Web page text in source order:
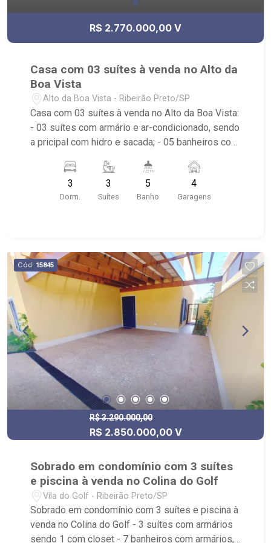
R$ 2.770.000,00 V
Casa com 03 suítes à venda no Alto da
Boa Vista
Alto da Boa Vista - Ribeirão Preto/SP
Casa com 03 suítes à venda no Alto da Boa Vista:
- 03 suítes com armário e ar-condicionado, sendo
a pricipal com hidro e sacada; - 05 banheiros com
vagas de garagem; - Living dois ambientes; -
Escritório; - Cozinha planejada; - Despensa com
armários; - Área de serviço com armários; -
Santa Úrsula, Oba Hortifruti e Praça da Bicicleta.
3
Dorm.
3
Suítes
5
Banho
4
Garagens
Cód. 15845
R$ 3.290.000,00
R$ 2.850.000,00 V
Sobrado em condomínio com 3 suítes
e piscina à venda no Colina do Golf
Vila do Golf - Ribeirão Preto/SP
Sobrado em condomínio com 3 suítes e piscina à
venda no Colina do Golf - 3 suítes com armários
sendo 1 com closet - 7 banheiros com armários,